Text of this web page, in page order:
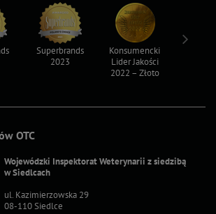
OTC
Wojewódzki Inspektorat Weterynarii z siedzibą
w Siedlcach
ul. Kazimierzowska 29
08-110 Siedlce
Superbrands
2023
Konsumencki
Lider Jakości
2022 – Złoto